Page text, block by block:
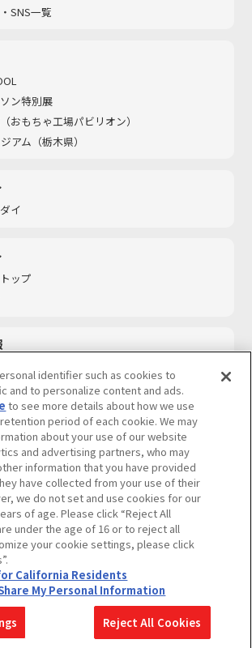
SNS一覧
ン特別展
おもちゃ工場パビリオン）​
アム（栃木県）
イ
ップ
件 ソーシャルメディアポリシー
情報等の取り扱いに関する保護方針
Personal Information著作権・商標について
トに対する基本的な対応方針
コピーライト一覧を表示する
identifier such as cookies to
and to personalize content and ads.
to see more details about how we use
period of each cookie. We may
about your use of our website
and advertising partners, who may
information that you have provided
have collected from your use of their
we do not set and use cookies for our
of age. Please click “Reject All
under the age of 16 or to reject all
your cookie settings, please click
California Residents
My Personal Information
Reject All Cookies